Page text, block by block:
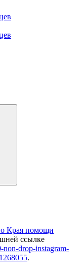
Края помощи
ссылке
non-drop-instagram-
.